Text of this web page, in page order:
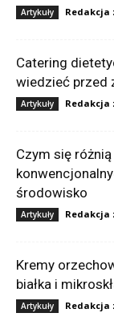
Artykuły Redakcja
Catering
wiedzieć przed
Artykuły Redakcja
Czym się
środowisko
Artykuły Redakcja
Kremy
białka i
Artykuły Redakcja